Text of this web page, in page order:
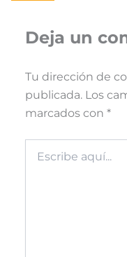
Deja un
Tu dirección de
publicada. Los
marcados con *
aquí...